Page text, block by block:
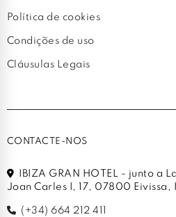
Política de cookies
Condições de uso
Cláusulas Legais
CONTACTE-NOS
IBIZA GRAN HOTEL - junto a
Joan Carles I, 17, 07800 Eivissa,
(+34) 664 212 411